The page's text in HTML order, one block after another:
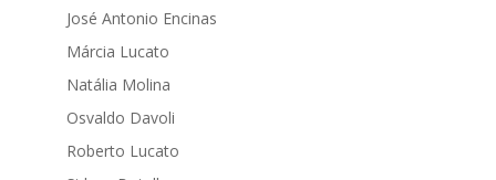
José Antonio Encinas
Márcia Lucato
Natália Molina
Osvaldo Davoli
Roberto Lucato